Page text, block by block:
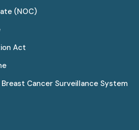
(NOC)
Act
Cancer Surveillance System